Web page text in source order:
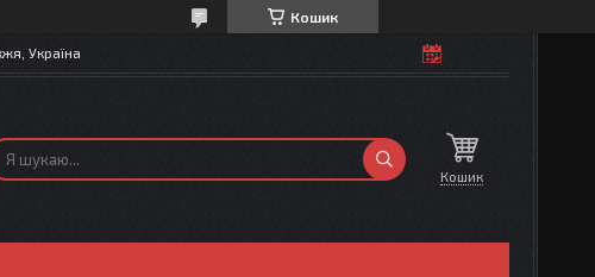
Кошик
Україна
Кошик